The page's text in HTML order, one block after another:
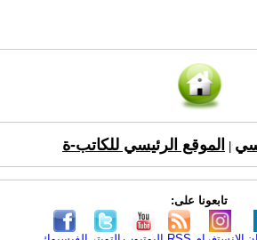
الموقع الرئيسي للكاتب-ة
تابعونا على: